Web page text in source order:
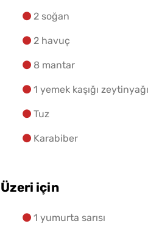
2 soğan
2 havuç
8 mantar
1 yemek kaşığı zeytinyağı
Tuz
Karabiber
Üzeri için
1 yumurta sarısı